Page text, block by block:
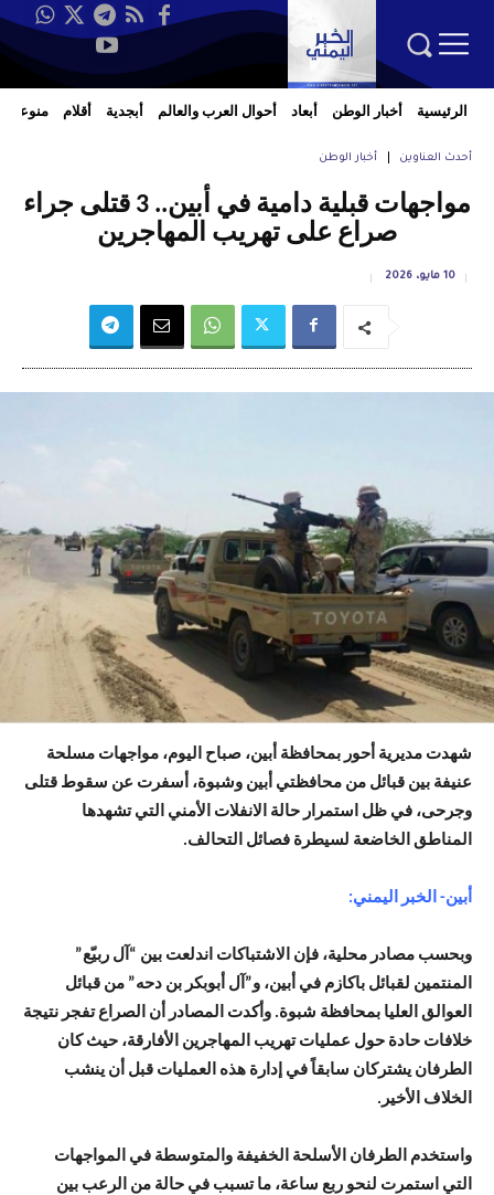
الرئيسية أخبار الوطن أبعاد أحوال العرب والعالم أبجدية أقلام منوعات
أحدث العناوين أخبار الوطن
مواجهات قبلية دامية في أبين.. 3 قتلى جراء
صراع على تهريب المهاجرين
10 مايو، 2026
شهدت مديرية أحور بمحافظة أبين، صباح اليوم، مواجهات مسلحة
عنيفة بين قبائل من محافظتي أبين وشبوة، أسفرت عن سقوط قتلى
وجرحى، في ظل استمرار حالة الانفلات الأمني التي تشهدها
المناطق الخاضعة لسيطرة فصائل التحالف.
أبين- الخبر اليمني:
وبحسب مصادر محلية، فإن الاشتباكات اندلعت بين “آل ربيّع”
المنتمين لقبائل باكازم في أبين، و”آل أبوبكر بن دحه” من قبائل
العوالق العليا بمحافظة شبوة. وأكدت المصادر أن الصراع تفجر نتيجة
خلافات حادة حول عمليات تهريب المهاجرين الأفارقة، حيث كان
الطرفان يشتركان سابقاً في إدارة هذه العمليات قبل أن ينشب
الخلاف الأخير.
واستخدم الطرفان الأسلحة الخفيفة والمتوسطة في المواجهات
التي استمرت لنحو ربع ساعة، ما تسبب في حالة من الرعب بين